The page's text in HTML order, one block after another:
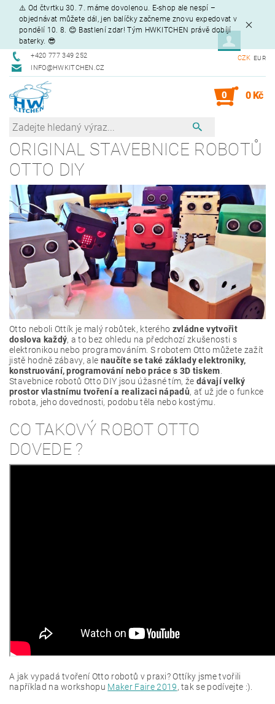
⚠️ Od čtvrtku 30. 7. máme dovolenou. E-shop ale nespí –
objednávat můžete dál, jen balíčky začneme znovu expedovat v
pondělí 10. 8. 😊 Bastlení zdar! Tým HWKITCHEN právě dobíjí
baterky. 😎
+420 777 349 252
INFO@HWKITCHEN.CZ
CZK EUR
0 0 Kč
ORIGINAL STAVEBNICE ROBOTŮ
OTTO DIY
Otto neboli Ottík je malý robůtek, kterého zvládne vytvořit
doslova každý, a to bez ohledu na předchozí zkušenosti s
elektronikou nebo programováním. S robotem Otto můžete zažít
jistě hodně zábavy, ale naučíte se také základy elektroniky,
konstruování, programování nebo práce s 3D tiskem
Stavebnice robotů Otto DIY jsou úžasné tím, žedávají velký
prostor vlastnímu tvoření a realizaci nápadů, ať už jde o funkce
robota, jeho dovednosti, podobu těla nebo kostýmu.
CO TAKOVÝ ROBOT OTTO
DOVEDE ?
A jak vypadá tvoření Otto robotů v praxi? Ottíky jsme tvořili
například na workshopu Maker Faire 2019, tak se podívejte :).